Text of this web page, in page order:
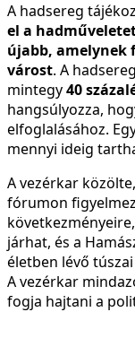
A hadsereg
el a
újabb, amelynek
várost. A
mintegy40
hangsúlyozza,
elfoglalásához.
mennyi ideig
A vezérkar
fórumon
járhat, és a
életben lévő
A vezérkar
fogja hajtani a